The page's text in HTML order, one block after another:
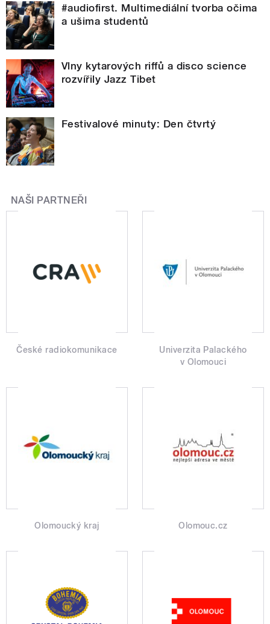
#audiofirst. Multimediální tvorba očima
a ušima studentů
Vlny kytarových riffů a disco science
rozvířily Jazz Tibet
Festivalové minuty: Den čtvrtý
NAŠI PARTNEŘI
České radiokomunikace
Univerzita Palackého
v Olomouci
Olomoucký kraj Olomouc.cz